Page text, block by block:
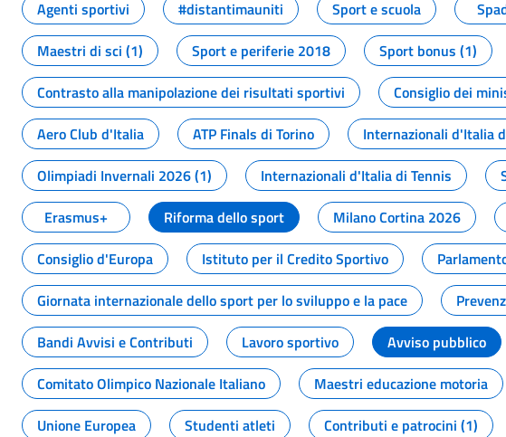
Agenti sportivi
#distantimauniti Sport e scuola
Maestri di sci (1)
Sport e periferie 2018 Sport bonus (1)
Contrasto alla manipolazione dei risultati sportivi
Consiglio dei
Aero Club d'Italia
ATP Finals di Torino Internazionali d'Italia
Olimpiadi Invernali 2026 (1)
Internazionali d'Italia di Tennis
Erasmus+
Riforma dello sport Milano Cortina 2026
Consiglio d'Europa
Istituto per il Credito Sportivo
Giornata internazionale dello sport per lo sviluppo e la pace
Bandi Avvisi e Contributi
Lavoro sportivo Avviso pubblico
Comitato Olimpico Nazionale Italiano
Maestri educazione motoria
Unione Europea
Studenti atleti Contributi e patrocini (1)